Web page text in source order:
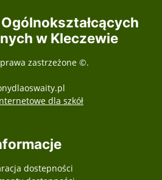
Ogólnokształcących
w Kleczewie
zastrzeżone ©.
dla szkółotwiera się w
dostepności